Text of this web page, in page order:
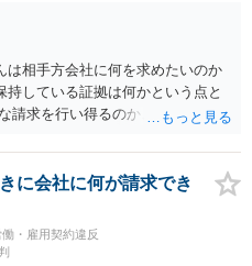
は相手方会社に何を求めたいのか
している証拠は何かという点と
請求を行い得るのか、また、どう
と思われます。 上記、ご参考くだ
に会社に何が請求でき
・雇用契約違反